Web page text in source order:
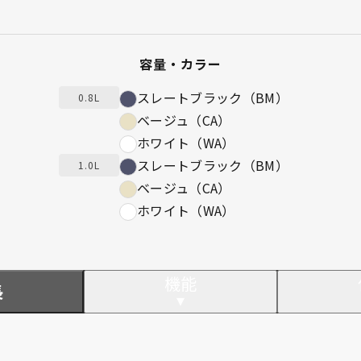
容量・カラー
0.8L
スレートブラック（BM）
ベージュ（CA）
ホワイト（WA）
1.0L
スレートブラック（BM）
ベージュ（CA）
ホワイト（WA）